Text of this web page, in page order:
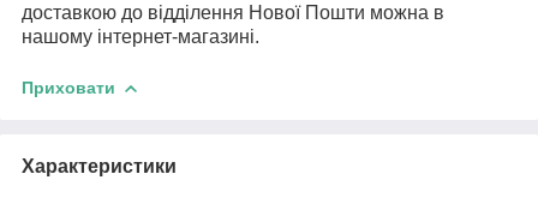
доставкою до відділення Нової Пошти можна в
нашому інтернет-магазині.
Приховати
Характеристики